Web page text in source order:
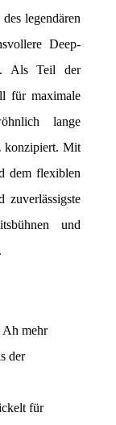
legendären
Deep-
Als Teil der
für maximale
lange
konzipiert. Mit
dem flexiblen
zuverlässigste
und
Ah mehr
der
für